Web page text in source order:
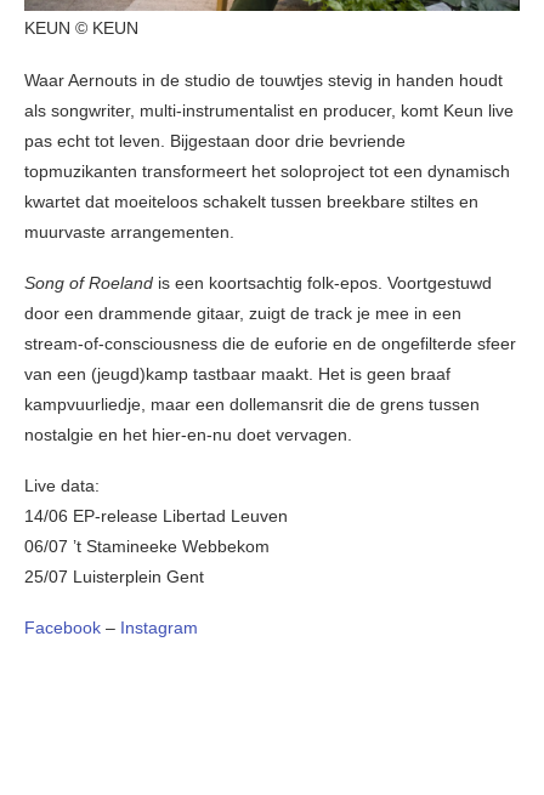
KEUN © KEUN
Waar Aernouts in de studio de touwtjes stevig in handen houdt
als songwriter, multi-instrumentalist en producer, komt Keun live
pas echt tot leven. Bijgestaan door drie bevriende
topmuzikanten transformeert het soloproject tot een dynamisch
kwartet dat moeiteloos schakelt tussen breekbare stiltes en
muurvaste arrangementen.
Song of Roeland is een koortsachtig folk-epos. Voortgestuwd
door een drammende gitaar, zuigt de track je mee in een
stream-of-consciousness die de euforie en de ongefilterde sfeer
van een (jeugd)kamp tastbaar maakt. Het is geen braaf
kampvuurliedje, maar een dollemansrit die de grens tussen
nostalgie en het hier-en-nu doet vervagen.
Live data:
14/06 EP-release Libertad Leuven
06/07 ’t Stamineeke Webbekom
25/07 Luisterplein Gent
Facebook – Instagram